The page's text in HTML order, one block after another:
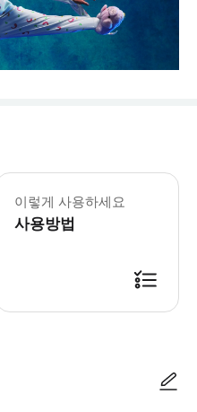
이렇게 사용하세요
사용방법